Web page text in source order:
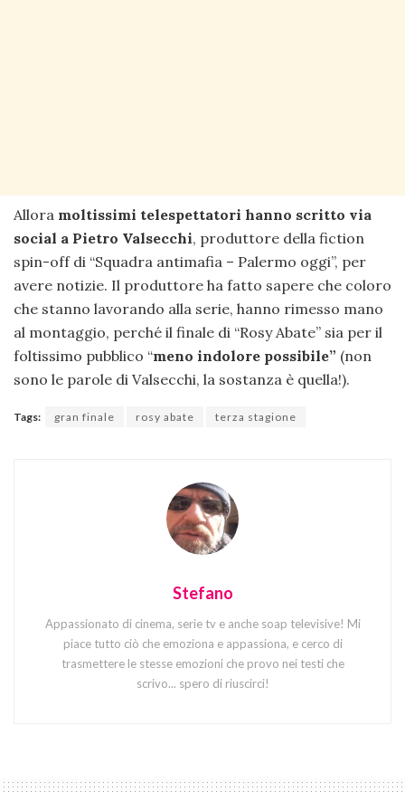
Allora moltissimi telespettatori hanno scritto via
social a Pietro Valsecchi, produttore della fiction
spin-off di “Squadra antimafia – Palermo oggi”, per
avere notizie. Il produttore ha fatto sapere che coloro
che stanno lavorando alla serie, hanno rimesso mano
al montaggio, perché il finale di “Rosy Abate” sia per il
foltissimo pubblico “meno indolore possibile” (non
sono le parole di Valsecchi, la sostanza è quella!).
Tags: gran finale rosy abate terza stagione
Stefano
Appassionato di cinema, serie tv e anche soap televisive! Mi
piace tutto ciò che emoziona e appassiona, e cerco di
trasmettere le stesse emozioni che provo nei testi che
scrivo... spero di riuscirci!